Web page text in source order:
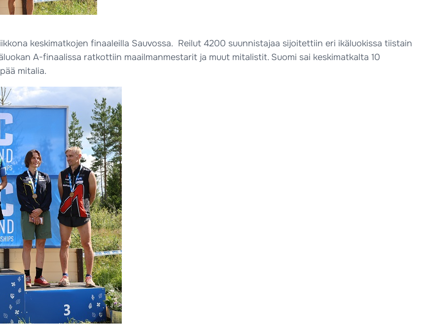
keskimatkojen finaaleilla Sauvossa. Reilut 4200 suunnistajaa sijoitettiin eri ikäluokissa tiistain
A-finaalissa ratkottiin maailmanmestarit ja muut mitalistit. Suomi sai keskimatkalta 10
mitalia.